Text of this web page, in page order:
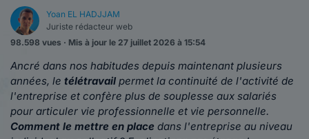
Yoan EL HADJJAM
Juriste rédacteur web
98.598 vues · Mis à jour le 27 juillet 2026 à 15:54
Ancré dans nos habitudes depuis maintenant plusieurs
années, le télétravail permet la continuité de l'activité de
l'entreprise et confère plus de souplesse aux salariés
pour articuler vie professionnelle et vie personnelle.
Comment le mettre en place dans l'entreprise au niveau